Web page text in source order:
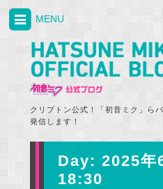
クリプトン公式！「初音ミク」ら
発信します！
MENU
Day: 2025年
18:30